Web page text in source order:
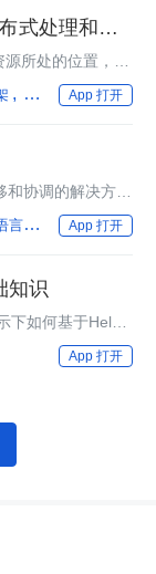
式处理和数据
所处的位置，特
微服务 数据集成
App 打开
和协调的解决方
言 微服务 多云/混
App 打开
知识
如何基于Helm
App 打开